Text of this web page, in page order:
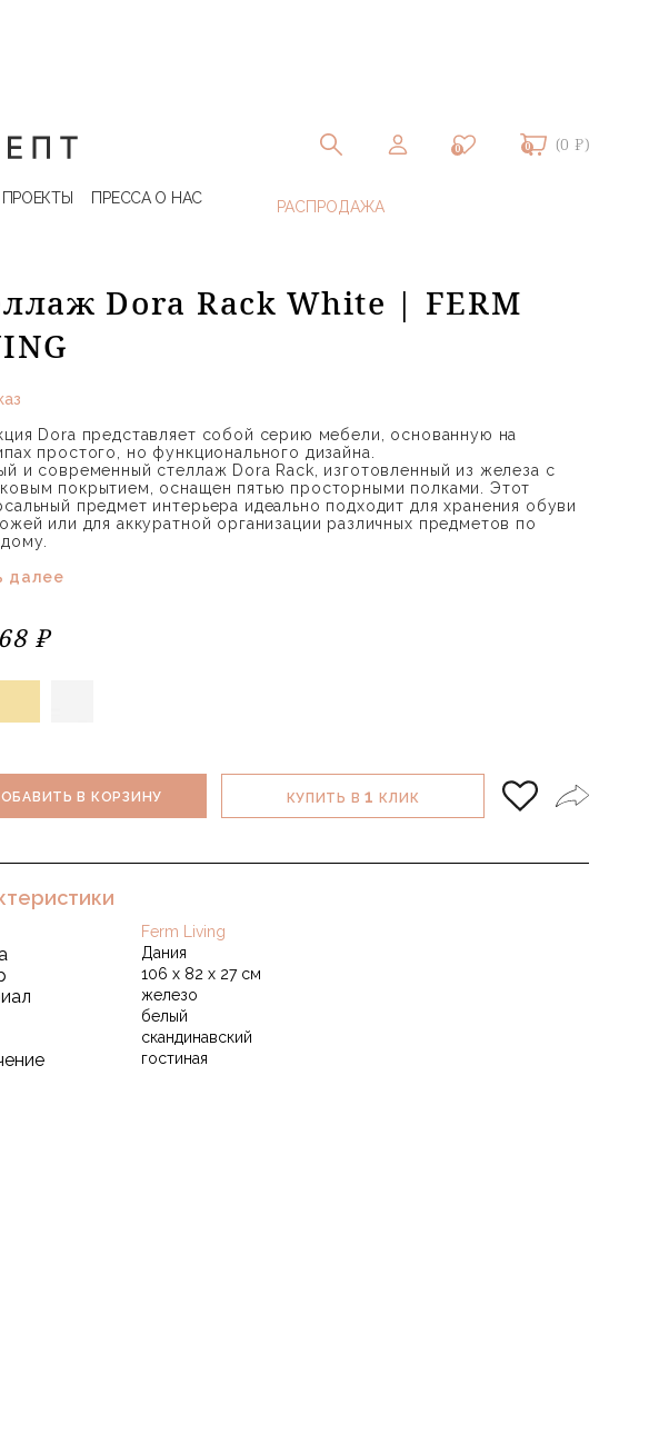
0 0 (0 ₽)
ПРЕССА О НАС
Dora Rack White | FERM
Dora представляет собой серию мебели, основанную на
простого, но функционального дизайна.
и современный стеллаж Dora Rack, изготовленный из железа с
покрытием, оснащен пятью просторными полками. Этот
предмет интерьера идеально подходит для хранения обуви
или для аккуратной организации различных предметов по
далее
₽
В КОРЗИНУ КУПИТЬ В1 КЛИК
Ferm Living
Дания
106 х 82 х 27 см
железо
белый
скандинавский
гостиная